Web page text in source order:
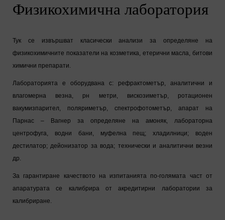
Физикохимична лаборатория
Тук се извършват класически анализи за определяне на
физикохимичните показатели на козметика, етерични масла, битови
химични препарати.
Лабораторията е оборудвана с: рефрактометър, аналитични и
влагомерна везна, рн метри, вискозиметър, ротационен
вакумизпарител, поляриметър, спектрофотометър, апарат на
Парнас – Вагнер за определяне на амоняк, лабораторна
центрофуга, водни бани, муфелна пещ; хладилници; воден
дестилатор; дейонизатор за вода; технически и аналитични везни
др.
За гарантиране качеството на изпитанията по-голямата част от
апаратурата се калибрира от акредитирни лаборатории за
калибриране.